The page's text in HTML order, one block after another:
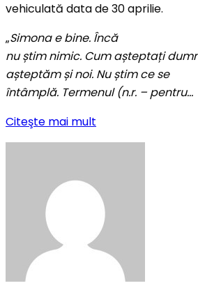
vehiculată data de 30 aprilie.
„Simona e bine. Încă
nu știm nimic. Cum așteptați
așteptăm și noi. Nu știm ce se
întâmplă. Termenul (n.r. – pentru…
Citeşte mai mult